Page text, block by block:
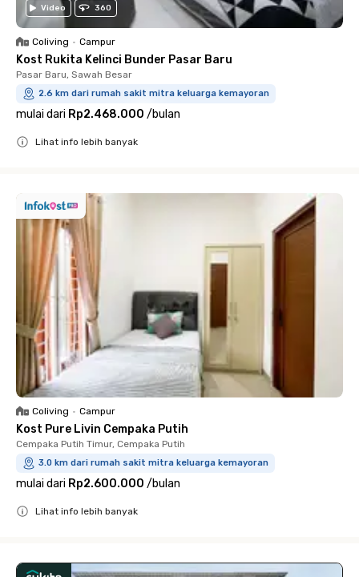
Video 360
Coliving • Campur
Kost Rukita Kelinci Bunder Pasar Baru
Pasar Baru, Sawah Besar
2.6 km dari rumah sakit mitra keluarga kemayoran
mulai dari Rp2.468.000 /bulan
Lihat info lebih banyak
Coliving • Campur
Kost Pure Livin Cempaka Putih
Cempaka Putih Timur, Cempaka Putih
3.0 km dari rumah sakit mitra keluarga kemayoran
mulai dari Rp2.600.000 /bulan
Lihat info lebih banyak